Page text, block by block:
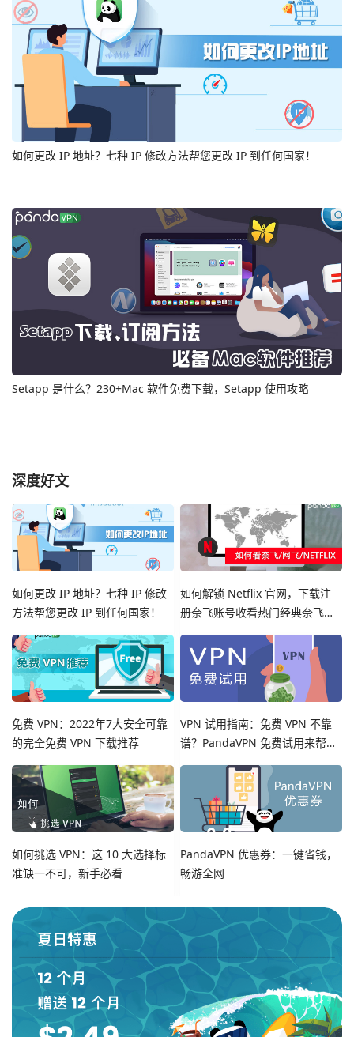
如何更改 IP 地址？七种 IP 修改方法帮您更改 IP 到任何国家！
Setapp 是什么？230+Mac 软件免费下载，Setapp 使用攻略
深度好文
如何更改 IP 地址？七种 IP 修改
方法帮您更改 IP 到任何国家！
如何解锁 Netflix 官网，下载注
册奈飞账号收看热门经典奈飞影
视剧集
免费 VPN：2022年7大安全可靠
的完全免费 VPN 下载推荐
VPN 试用指南：免费 VPN 不靠
谱？PandaVPN 免费试用来帮
您！
如何挑选 VPN：这 10 大选择标
准缺一不可，新手必看
PandaVPN 优惠券：一键省钱，
畅游全网